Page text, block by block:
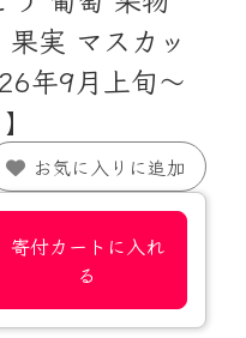
実 マスカッ
年9月上旬～
お気に入りに追加
寄付カートに入れ
る